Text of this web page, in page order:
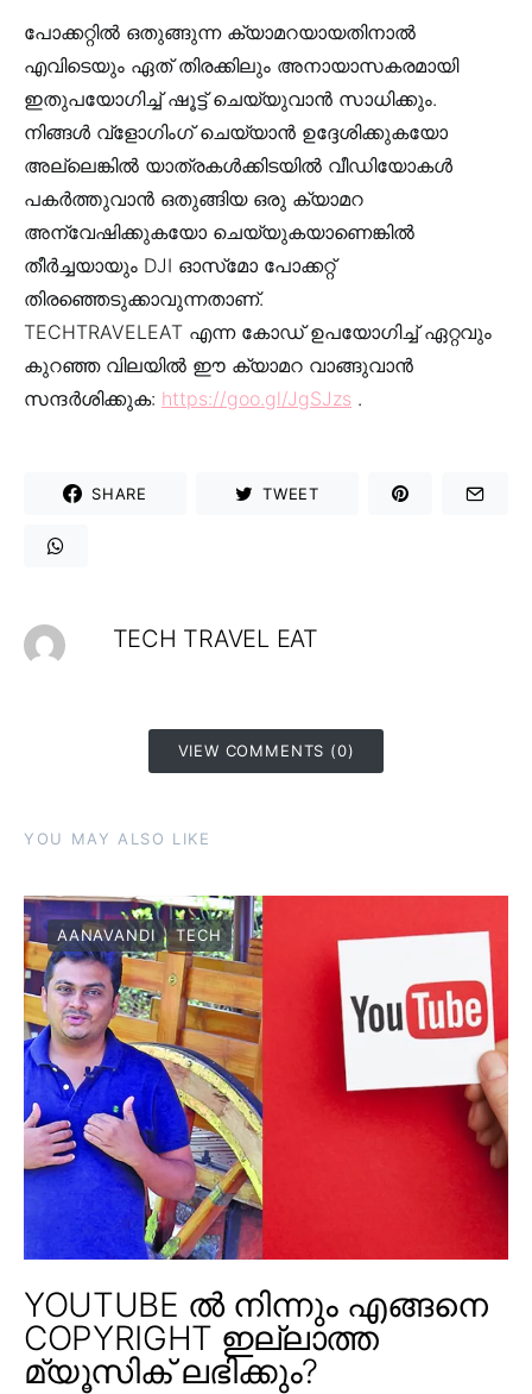
പോക്കറ്റിൽ ഒതുങ്ങുന്ന ക്യാമറയായതിനാൽ
എവിടെയും ഏത് തിരക്കിലും അനായാസകരമായി
ഇതുപയോഗിച്ച് ഷൂട്ട് ചെയ്യുവാൻ സാധിക്കും.
നിങ്ങൾ വ്‌ളോഗിംഗ്‌ ചെയ്യാൻ ഉദ്ദേശിക്കുകയോ
അല്ലെങ്കിൽ യാത്രകൾക്കിടയിൽ വീഡിയോകൾ
പകർത്തുവാൻ ഒതുങ്ങിയ ഒരു ക്യാമറ
അന്വേഷിക്കുകയോ ചെയ്യുകയാണെങ്കിൽ
തീർച്ചയായും DJI ഓസ്‌മോ പോക്കറ്റ്
തിരഞ്ഞെടുക്കാവുന്നതാണ്.
TECHTRAVELEAT എന്ന കോഡ് ഉപയോഗിച്ച് ഏറ്റവും
കുറഞ്ഞ വിലയിൽ ഈ ക്യാമറ വാങ്ങുവാൻ
സന്ദർശിക്കുക: https://goo.gl/JgSJzs .
SHARE TWEET
TECH TRAVEL EAT
VIEW COMMENTS (0)
YOU MAY ALSO LIKE
AANAVANDI TECH
YOUTUBE ൽ നിന്നും എങ്ങനെ
COPYRIGHT ഇല്ലാത്ത
മ്യൂസിക് ലഭിക്കും?